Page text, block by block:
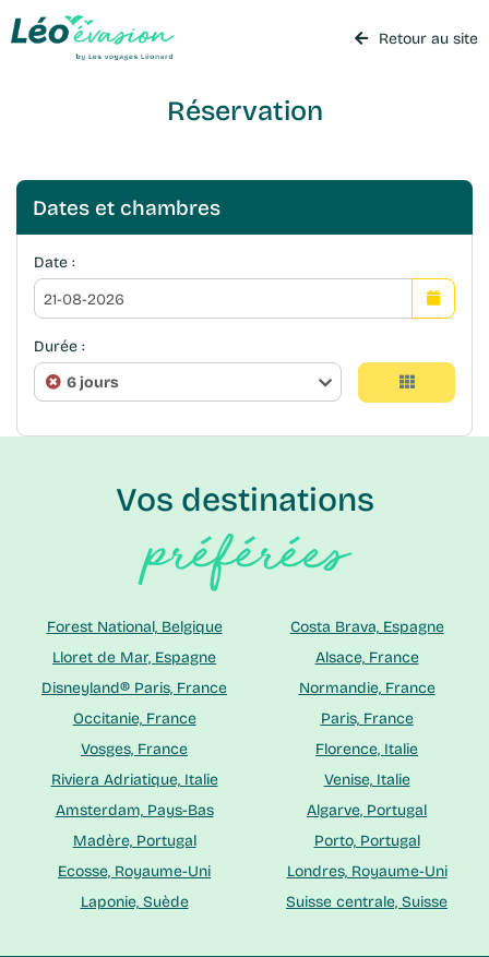
Retour au site
Réservation
Dates et chambres
Date :
Durée :
6 jours
Vos destinations
préférées
Forest National, Belgique
Costa Brava, Espagne
Lloret de Mar, Espagne
Alsace, France
Disneyland® Paris, France
Normandie, France
Occitanie, France
Paris, France
Vosges, France
Florence, Italie
Riviera Adriatique, Italie
Venise, Italie
Amsterdam, Pays-Bas
Algarve, Portugal
Madère, Portugal
Porto, Portugal
Ecosse, Royaume-Uni
Londres, Royaume-Uni
Laponie, Suède
Suisse centrale, Suisse